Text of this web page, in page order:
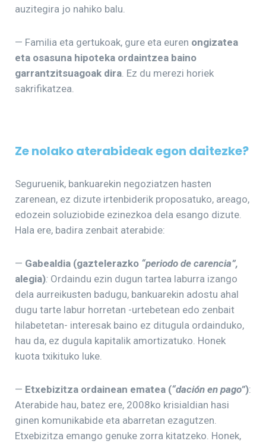
auzitegira jo nahiko balu.
— Familia eta gertukoak, gure eta euren ongizatea
eta osasuna hipoteka ordaintzea baino
garrantzitsuagoak dira . Ez du merezi horiek
sakrifikatzea.
Ze nolako aterabideakegon daitezke?
Seguruenik, bankuarekin negoziatzen hasten
zarenean, ez dizute irtenbiderik proposatuko, areago,
edozein soluziobide ezinezkoa dela esango dizute.
Hala ere, badira zenbait aterabide:
— Gabealdia (gaztelerazko “periodo de carencia”,
alegia): Ordaindu ezin dugun tartea laburra izango
dela aurreikusten badugu, bankuarekin adostu ahal
dugu tarte labur horretan -urtebetean edo zenbait
hilabetetan- interesak baino ez ditugula ordainduko,
hau da, ez dugula kapitalik amortizatuko. Honek
kuota txikituko luke.
— Etxebizitza ordainean ematea (“dación en pago”):
Aterabide hau, batez ere, 2008ko krisialdian hasi
ginen komunikabide eta abarretan ezagutzen.
Etxebizitza emango genuke zorra kitatzeko. Honek,